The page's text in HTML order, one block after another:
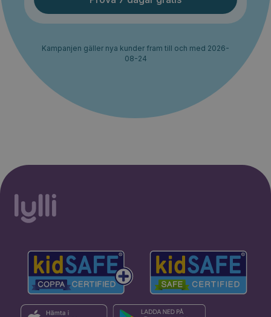
Kampanjen gäller nya kunder fram till och med 2026-
08-24